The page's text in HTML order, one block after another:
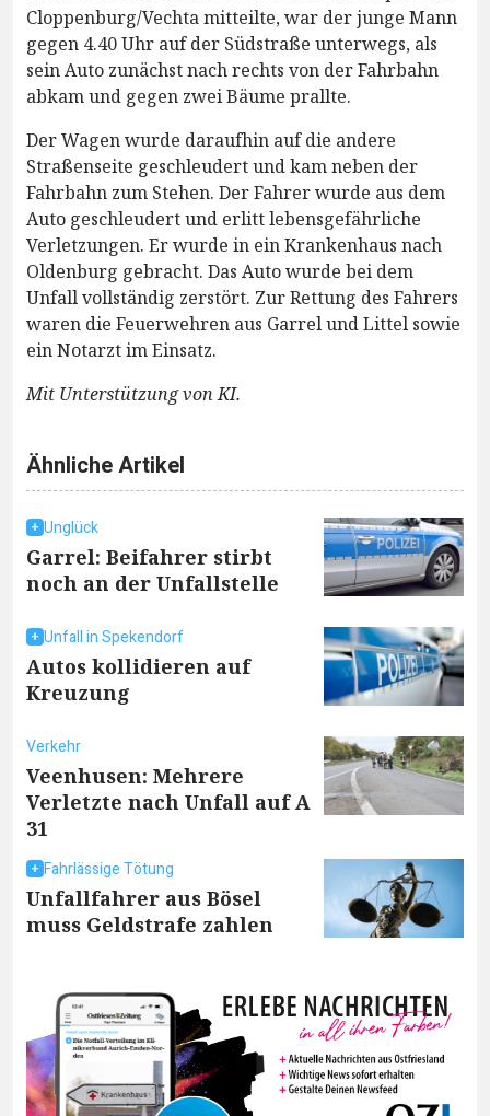
Cloppenburg/Vechta mitteilte, war der junge Mann
gegen 4.40 Uhr auf der Südstraße unterwegs, als
sein Auto zunächst nach rechts von der Fahrbahn
abkam und gegen zwei Bäume prallte.
Der Wagen wurde daraufhin auf die andere
Straßenseite geschleudert und kam neben der
Fahrbahn zum Stehen. Der Fahrer wurde aus dem
Auto geschleudert und erlitt lebensgefährliche
Verletzungen. Er wurde in ein Krankenhaus nach
Oldenburg gebracht. Das Auto wurde bei dem
Unfall vollständig zerstört. Zur Rettung des Fahrers
waren die Feuerwehren aus Garrel und Littel sowie
ein Notarzt im Einsatz.
Mit Unterstützung von KI.
Ähnliche Artikel
Unglück
Garrel: Beifahrer stirbt
noch an der Unfallstelle
Unfall in Spekendorf
Autos kollidieren auf
Kreuzung
Verkehr
Veenhusen: Mehrere
Verletzte nach Unfall auf A
31
Fahrlässige Tötung
Unfallfahrer aus Bösel
muss Geldstrafe zahlen